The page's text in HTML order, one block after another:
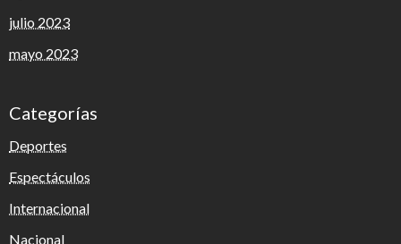
julio 2023
mayo 2023
Categorías
Deportes
Espectáculos
Internacional
Nacional